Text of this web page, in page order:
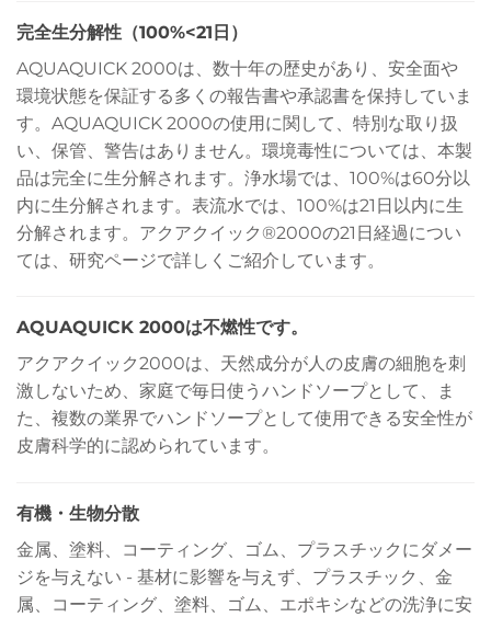
完全生分解性（100%<21日）
AQUAQUICK 2000は、数十年の歴史があり、安全面や
環境状態を保証する多くの報告書や承認書を保持していま
す。AQUAQUICK 2000の使用に関して、特別な取り扱
い、保管、警告はありません。環境毒性については、本製
品は完全に生分解されます。浄水場では、100%は60分以
内に生分解されます。表流水では、100%は21日以内に生
分解されます。アクアクイック®2000の21日経過につい
ては、研究ページで詳しくご紹介しています。
AQUAQUICK 2000は不燃性です。
アクアクイック2000は、天然成分が人の皮膚の細胞を刺
激しないため、家庭で毎日使うハンドソープとして、ま
た、複数の業界でハンドソープとして使用できる安全性が
皮膚科学的に認められています。
有機・生物分散
金属、塗料、コーティング、ゴム、プラスチックにダメー
ジを与えない - 基材に影響を与えず、プラスチック、金
属、コーティング、塗料、ゴム、エポキシなどの洗浄に安